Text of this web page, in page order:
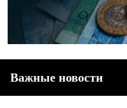
Важные новости